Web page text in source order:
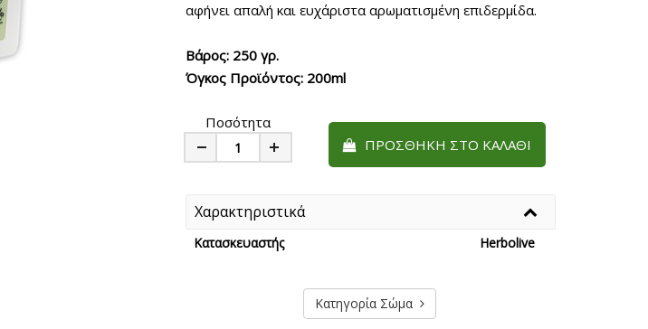
αφήνει απαλή και ευχάριστα αρωματισμένη επιδερμίδα.
Βάρος: 250 γρ.
Όγκος Προϊόντος: 200ml
Ποσότητα
Plus
ΠΡΟΣΘΉΚΗ ΣΤΟ ΚΑΛΆΘΙ
Χαρακτηριστικά
Κατασκευαστής Herbolive
Κατηγορία Σώμα